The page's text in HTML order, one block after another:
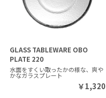
GLASS TABLEWARE OBO
PLATE 220
水面をすくい取ったかの様な、爽や
かなガラスプレート
￥1,320